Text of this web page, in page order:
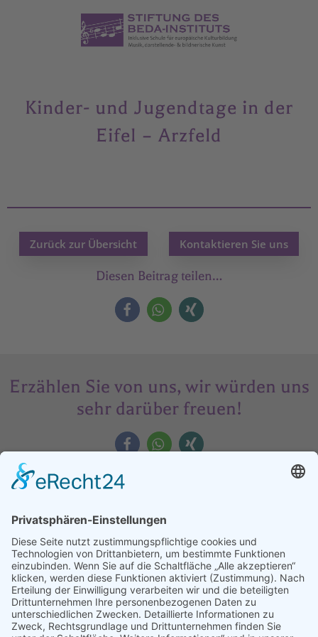
Kinder- und Jugendtage in der
Eifel – Arzfeld
Zurück zur Übersicht Kontaktieren Sie uns
Diesen Beitrag teilen…
Erzählen Sie von uns, wir würden uns
sehr darüber freuen!
Assoziierter Partner der Universität
Debrezen
Faculty of Child And Adult Education of the University of
Debrezen, Dekanat Hajdúböszörmény.
Weitere Informationen finden Sie auf www.ethics-
education.eu